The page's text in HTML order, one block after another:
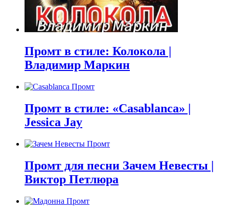
Промт в стиле: Колокола |
Владимир Маркин
Промт в стиле: «Casablanca» |
Jessica Jay
Промт для песни Зачем Невесты |
Виктор Петлюра